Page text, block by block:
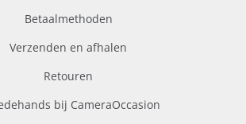
Betaalmethoden
Verzenden en afhalen
Retouren
bij CameraOccasion